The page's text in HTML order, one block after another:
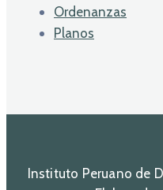
Ordenanzas
Planos
Instituto Peruano de